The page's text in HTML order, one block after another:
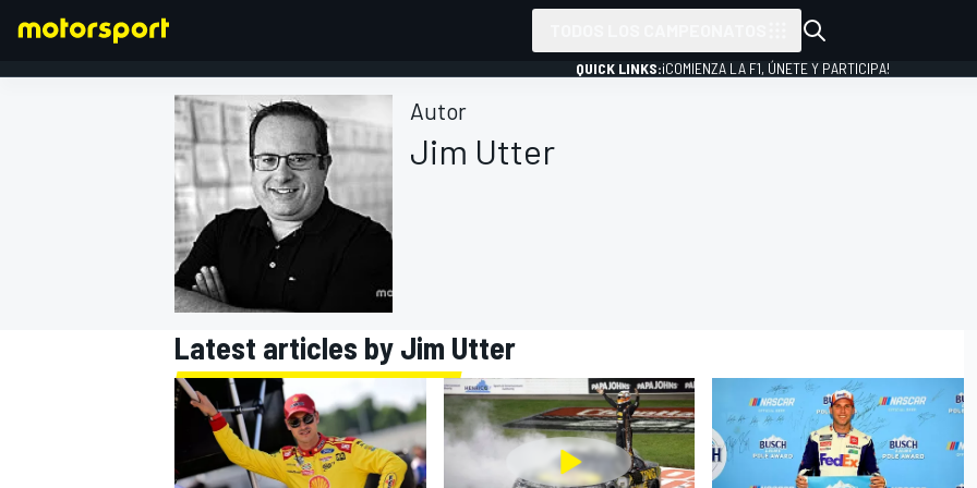
FÓRMULA 1
QUICK LINKS:¡COMIENZA LA F1, ÚNETE Y PARTICIPA!
Autor
Jim Utter
Latest articles by Jim Utter